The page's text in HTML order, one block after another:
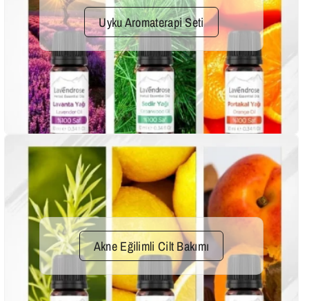
Uyku Aromaterapi Seti
Akne Eğilimli Cilt Bakımı